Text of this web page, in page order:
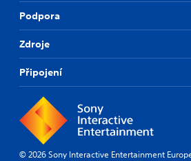
Podpora
Zdroje
Připojení
© 2026 Sony Interactive Entertainment